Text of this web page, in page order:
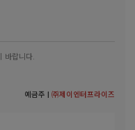
바랍니다.
예금주 |㈜제이엔터프라이즈